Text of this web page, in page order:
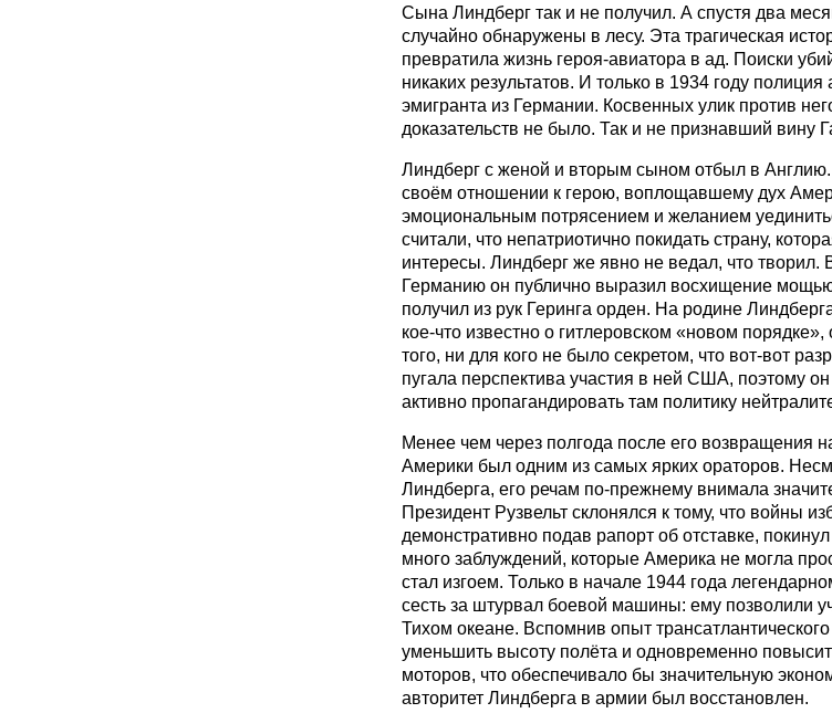
Сына Линдберг так и не получил. А спустя два
случайно обнаружены в лесу. Эта трагическая
превратила жизнь героя-авиатора в ад. Поиски
никаких результатов. И только в 1934 году
эмигранта из Германии. Косвенных улик против
доказательств не было. Так и не признавший вину
Линдберг с женой и вторым сыном отбыл в
своём отношении к герою, воплощавшему дух
эмоциональным потрясением и желанием
считали, что непатриотично покидать страну,
интересы. Линдберг же явно не ведал, что творил.
Германию он публично выразил восхищение
получил из рук Геринга орден. На родине
кое-что известно о гитлеровском «новом
того, ни для кого не было секретом, что вот-вот
пугала перспектива участия в ней США, поэтому
активно пропагандировать там политику
Менее чем через полгода после его возвращения
Америки был одним из самых ярких ораторов.
Линдберга, его речам по-прежнему внимала
Президент Рузвельт склонялся к тому, что войны
демонстративно подав рапорт об отставке,
много заблуждений, которые Америка не могла
стал изгоем. Только в начале 1944 года
сесть за штурвал боевой машины: ему позволили
Тихом океане. Вспомнив опыт
уменьшить высоту полёта и одновременно
моторов, что обеспечивало бы значительную
авторитет Линдберга в армии был восстановлен.